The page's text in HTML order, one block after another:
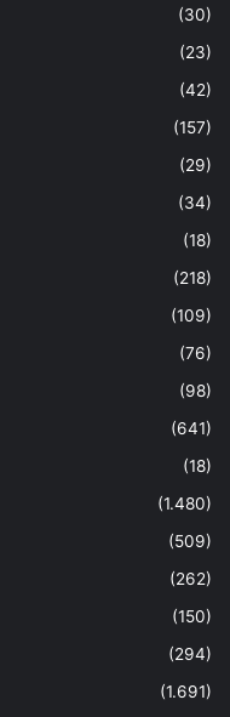
(30)
(23)
(42)
(157)
(29)
(34)
(18)
(218)
(109)
(76)
(98)
(641)
(18)
(1.480)
(509)
(262)
(150)
(294)
(1.691)